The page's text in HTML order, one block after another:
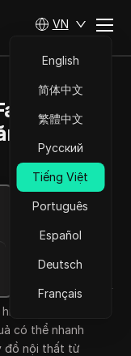
VN
English
简体中文
繁體中文
Русский
Tiếng Việt
Português
Español
Deutsch
Français
2026
phút
thị các mặt
có thể nhanh
đồ nội thất từ